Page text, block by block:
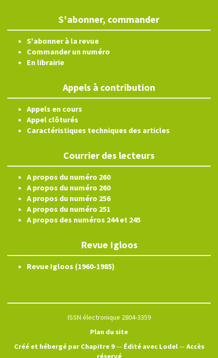
S'abonner, commander
S'abonner à la revue
Commander un numéro
En librairie
Appels à contribution
Appels en cours
Appel clôturés
Caractéristiques techniques des articles
Courrier des lecteurs
A propos du numéro 260
A propos du numéro 260
A propos du numéro 256
A propos du numéro 251
A propos des numéros 244 et 245
Revue Igloos
Revue Igloos (1960-1985)
ISSN électronique 2804-3359
Plan du site
Créé et hébergé par Chapitre 9— Édité avec Lodel— Accès
réservé